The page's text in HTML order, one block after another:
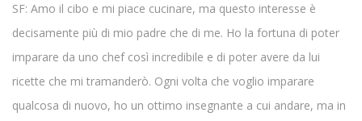
SF: Amo il cibo e mi piace cucinare, ma questo interesse è
decisamente più di mio padre che di me. Ho la fortuna di poter
imparare da uno chef così incredibile e di poter avere da lui
ricette che mi tramanderò. Ogni volta che voglio imparare
qualcosa di nuovo, ho un ottimo insegnante a cui andare, ma in